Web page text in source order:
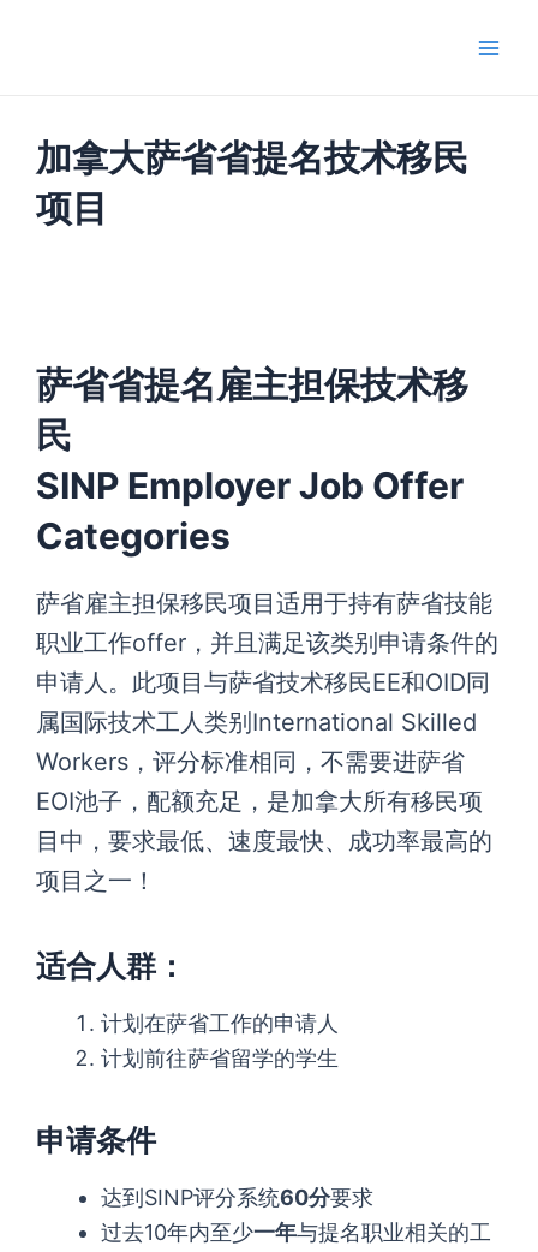
加拿大萨省省提名技术移民
项目
萨省省提名雇主担保技术移
民
SINP Employer Job Offer
Categories
萨省雇主担保移民项目适用于持有萨省技能
职业工作offer，并且满足该类别申请条件的
申请人。此项目与萨省技术移民EE和OID同
属国际技术工人类别International Skilled
Workers，评分标准相同，不需要进萨省
EOI池子，配额充足，是加拿大所有移民项
目中，要求最低、速度最快、成功率最高的
项目之一！
适合人群：
计划在萨省工作的申请人
计划前往萨省留学的学生
申请条件
达到SINP评分系统60分要求
过去10年内至少一年与提名职业相关的工